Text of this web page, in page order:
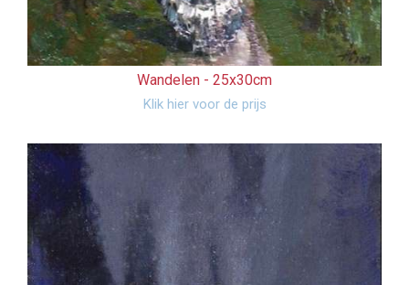
Wandelen - 25x30cm
Klik hier voor de prijs